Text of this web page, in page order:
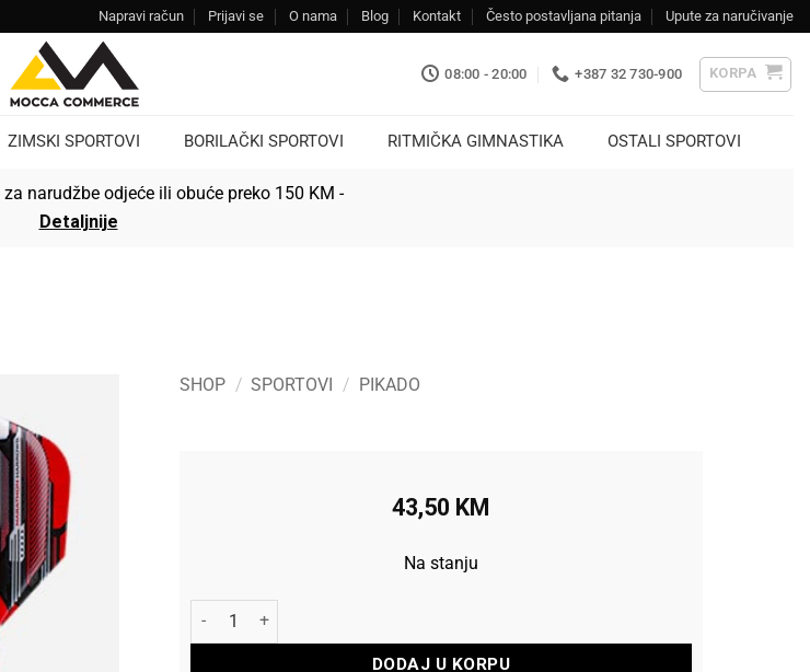
Napravi račun Prijavi se O nama Blog Kontakt Često postavljana pitanja Upute za naručivanje
08:00 - 20:00 +387 32 730-900 KORPA
ZIMSKI SPORTOVI BORILAČKI SPORTOVI RITMIČKA GIMNASTIKA OSTALI SPORTOVI
za narudžbe odjeće ili obuće preko 150 KM -
Detaljnije
SHOP / SPORTOVI / PIKADO
43,50 KM
Na stanju
Harrows Pikado strelice Soft Ace 16gr količina
DODAJ U KORPU